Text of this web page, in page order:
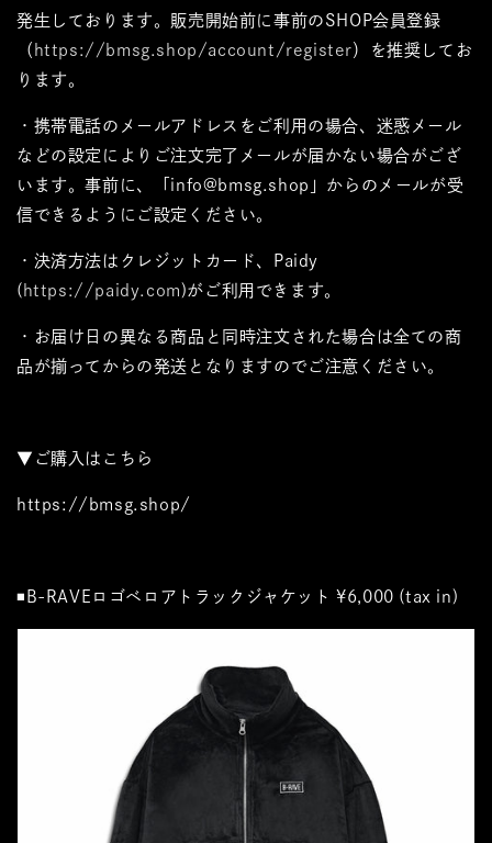
発生しております。販売開始前に事前のSHOP会員登録
（ https://bmsg.shop/account/register ）を推奨してお
ります。
・携帯電話のメールアドレスをご利用の場合、迷惑メール
などの設定によりご注文完了メールが届かない場合がござ
います。事前に、「info@bmsg.shop」からのメールが受
信できるようにご設定ください。
・決済方法はクレジットカード、Paidy
( https://paidy.com )がご利用できます。
・お届け日の異なる商品と同時注文された場合は全ての商
品が揃ってからの発送となりますのでご注意ください。
▼ご購入はこちら
https://bmsg.shop/
◾️B-RAVEロゴベロアトラックジャケット ¥6,000 (tax in)